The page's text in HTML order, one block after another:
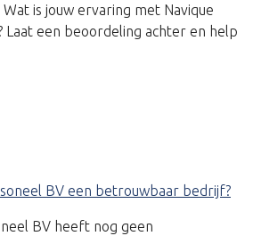
is jouw ervaring met Navique
Laat een beoordeling achter en help
BV een betrouwbaar bedrijf?
BV heeft nog geen